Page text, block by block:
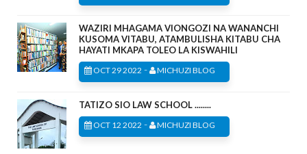
WAZIRI MHAGAMA VIONGOZI NA WANANCHI
KUSOMA VITABU, ATAMBULISHA KITABU CHA
HAYATI MKAPA TOLEO LA KISWAHILI
OCT 29 2022 - MICHUZI BLOG
TATIZO SIO LAW SCHOOL ........
OCT 12 2022 - MICHUZI BLOG